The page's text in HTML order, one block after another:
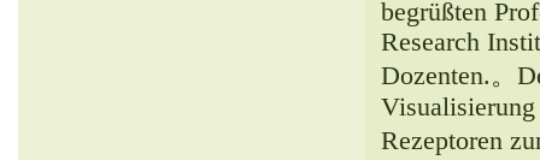
begrüßten
Research
Dozenten.。
Rezeptoren